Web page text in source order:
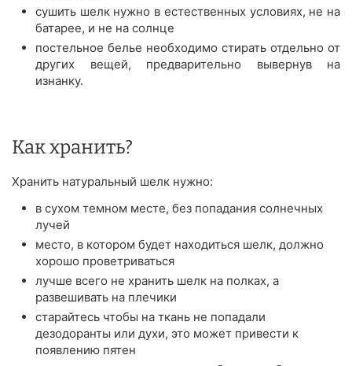
сушить шелк нужно в естественных условиях, не на
батарее, и не на солнце
постельное белье необходимо стирать отдельно от
других вещей, предварительно вывернув на
изнанку.
Как хранить?
Хранить натуральный шелк нужно:
в сухом темном месте, без попадания солнечных
лучей
место, в котором будет находиться шелк, должно
хорошо проветриваться
лучше всего не хранить шелк на полках, а
развешивать на плечики
старайтесь чтобы на ткань не попадали
дезодоранты или духи, это может привести к
появлению пятен